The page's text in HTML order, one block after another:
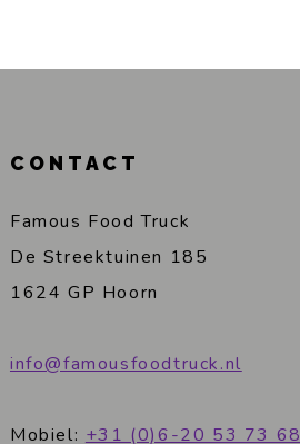
CONTACT
Famous Food Truck
De Streektuinen 185
1624 GP Hoorn
info@famousfoodtruck.nl
Mobiel: +31 (0)6-20 53 73 68